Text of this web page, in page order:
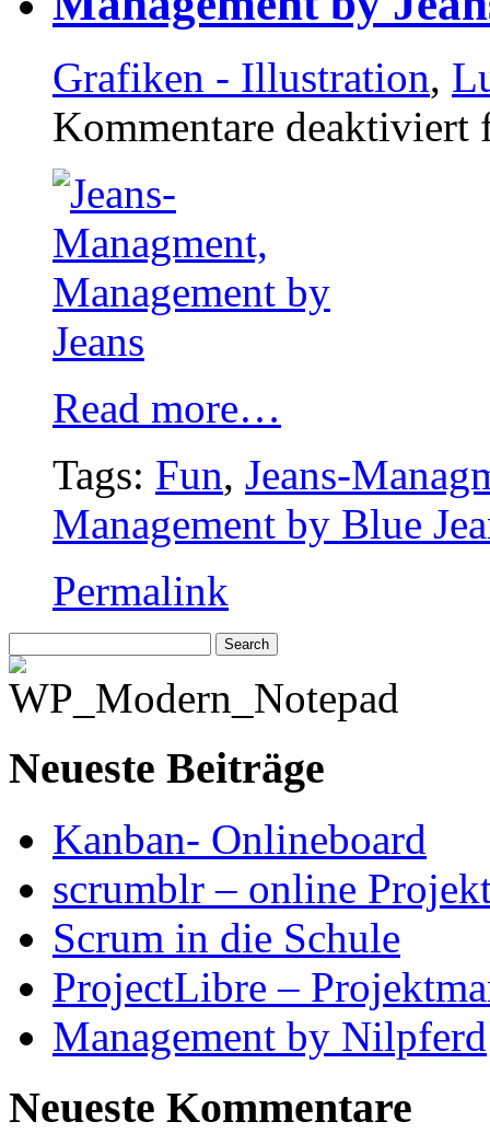
Grafiken - Illustration,
Kommentare deaktiviert
Read more…
Tags: Fun, Jeans-
Management by Blue
Permalink
Neueste Beiträge
Kanban- Onlineboard
scrumblr – online
Scrum in die Schule
ProjectLibre –
Management by Nilpferd
Neueste Kommentare